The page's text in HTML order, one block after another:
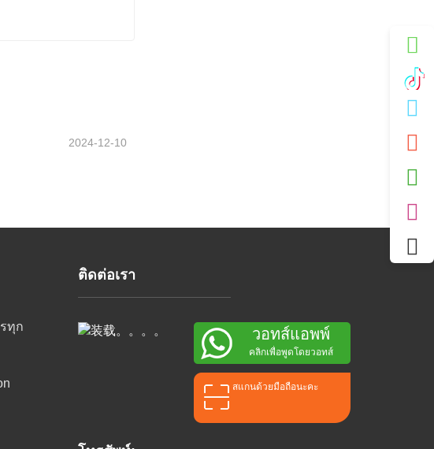
2024-12-10
ทุก
ติดต่อเรา
วอทส์แอพพ์
คลิกเพื่อพูดโดยวอทส์
สแกนด้วยมือถือนะคะ